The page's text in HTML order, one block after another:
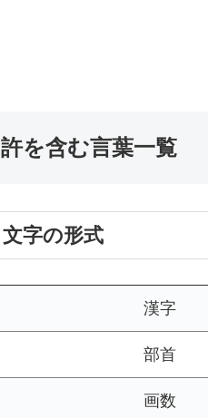
許を含む言葉一覧
文字の形式
漢字
部首
画数